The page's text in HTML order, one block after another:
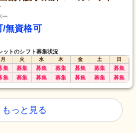
ー
/無資格可
ットのシフト募集状況
月 火 水 木 金 土
日
集 募集 募集 募集 募集 募集 募集
集 募集 募集 募集 募集 募集 募集
もっと見る